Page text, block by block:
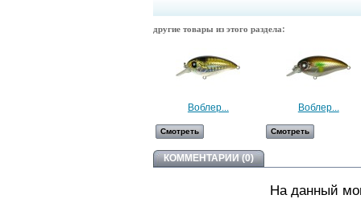
другие товары из этого раздела:
Воблер...
Смотреть
Воблер...
Смотреть
КОММЕНТАРИИ (0)
На данный